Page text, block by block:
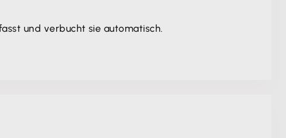
und verbucht sie automatisch.